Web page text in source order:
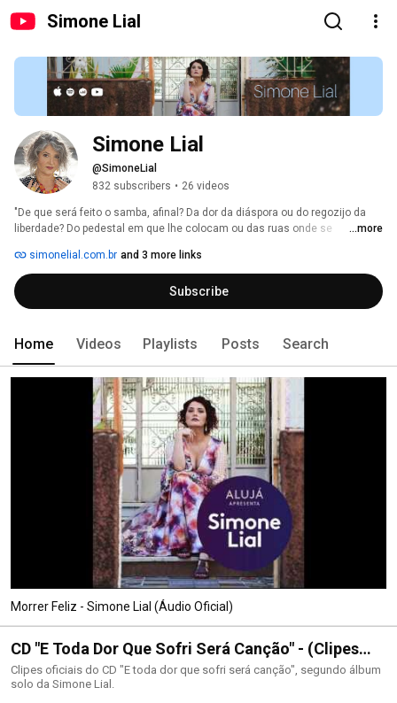
Simone Lial
Simone Lial
@SimoneLial
832 subscribers • 26 videos
"De que será feito o samba, afinal? Da dor da diáspora ou do regozijo da
liberdade? Do pedestal em que lhe colocam ou das ruas onde se
...more
simonelial.com.br and 3 more links
Subscribe
Home Videos Playlists Posts Search
Morrer Feliz - Simone Lial (Áudio Oficial)
CD "E Toda Dor Que Sofri Será Canção" - (Clipes
Oficiais)
Clipes oficiais do CD "E toda dor que sofri será canção", segundo álbum
solo da Simone Lial.